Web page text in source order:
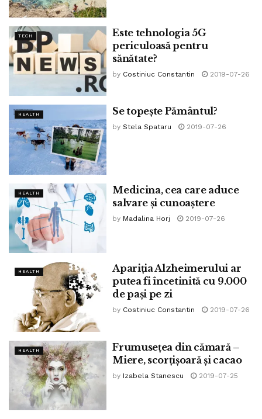
TECH
Este tehnologia 5G
periculoasă pentru
sănătate?
by Costiniuc Constantin 2019-07-26
HEALTH Se topește Pământul?
by Stela Spataru 2019-07-26
HEALTH
Medicina, cea care aduce
salvare și cunoaștere
by Madalina Horj 2019-07-26
HEALTH
Apariția Alzheimerului ar
putea fi încetinită cu 9.000
de pași pe zi
by Costiniuc Constantin 2019-07-26
HEALTH
Frumusețea din cămară –
Miere, scorțișoară și cacao
by Izabela Stanescu 2019-07-25